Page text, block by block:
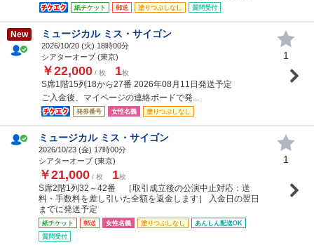
紙チケット 郵送 塗りつぶしなし 質問受付
New ミュージカル ミス・サイゴン
2026/10/20 (火) 18時00分
シアターオーブ (東京)
￥22,000 / 枚 1枚
S席1階15列18から27番 2026年08月11日発送予定
ご入金後、マイページの連絡ボードで発...
発券番号 女性名義 塗りつぶしなし
1
ミュージカル ミス・サイゴン
2026/10/23 (金) 17時00分
シアターオーブ (東京)
￥21,000 / 枚 1枚
S席2階1列32～42番 ［取引成立後の公演中止対応：送
料・手数料を差し引いた全額を返金します］ 入金日の翌日
までに発送予定
紙チケット 郵送 女性名義 塗りつぶしなし
あんしん配送OK
質問受付
1